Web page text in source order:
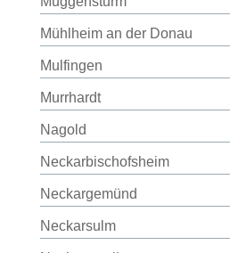
Mühlheim an der Donau
Mulfingen
Murrhardt
Nagold
Neckarbischofsheim
Neckargemünd
Neckarsulm